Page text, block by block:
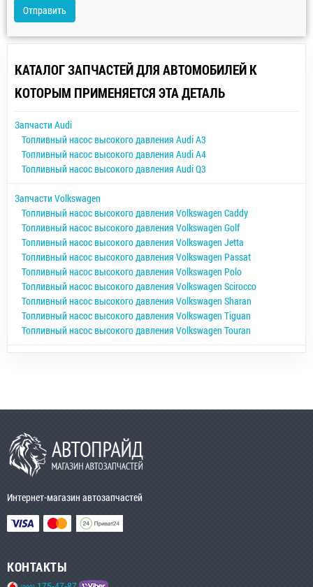
Отправить
КАТАЛОГ ЗАПЧАСТЕЙ ДЛЯ АВТОМОБИЛЕЙ К
КОТОРЫМ ПРИМЕНЯЕТСЯ ЭТА ДЕТАЛЬ
Запчасти Audi
Топливный насос высокого давления Audi A3
Топливный насос высокого давления Audi A4
Топливный насос высокого давления Audi Q3
Запчасти Volkswagen
Топливный насос высокого давления Volkswagen Caddy
Топливный насос высокого давления Volkswagen Golf
Топливный насос высокого давления Volkswagen Jetta
Топливный насос высокого давления Volkswagen Passat
Топливный насос высокого давления Volkswagen Polo
Топливный насос высокого давления Volkswagen Scirocco
Топливный насос высокого давления Volkswagen Sharan
Топливный насос высокого давления Volkswagen Tiguan
Топливный насос высокого давления Volkswagen Touran
Интернет-магазин автозапчастей
КОНТАКТЫ